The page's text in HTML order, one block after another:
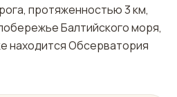
протяженностью 3 км,
Балтийского моря,
находится Обсерватория